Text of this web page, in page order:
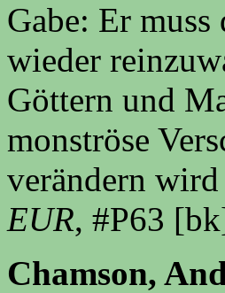
Gabe: Er
wieder
Göttern und
monströse
verändern
EUR, #P63
Chamson,